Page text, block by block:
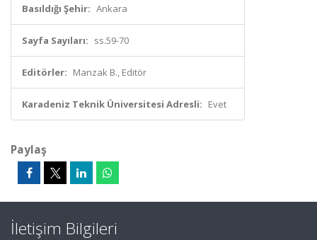
Basıldığı Şehir: Ankara
Sayfa Sayıları: ss.59-70
Editörler: Manzak B., Editör
Karadeniz Teknik Üniversitesi Adresli: Evet
Paylaş
İletişim Bilgileri